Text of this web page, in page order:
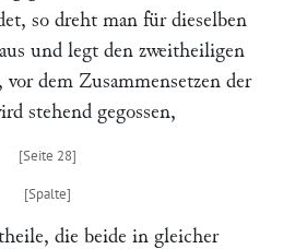
so dreht man für dieselben
und legt den zweitheiligen
dem Zusammensetzen der
stehend gegossen,
die beide in gleicher